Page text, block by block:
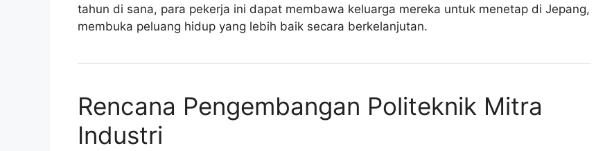
tahun di sana, para pekerja ini dapat membawa keluarga mereka untuk menetap di Jepang,
membuka peluang hidup yang lebih baik secara berkelanjutan.
Rencana Pengembangan Politeknik Mitra
Industri